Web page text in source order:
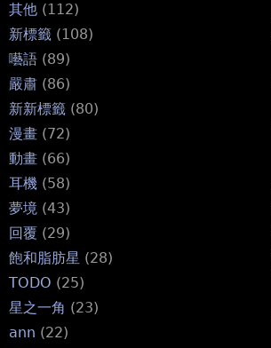
其他 (112)
新標籤 (108)
囈語 (89)
嚴肅 (86)
新新標籤 (80)
漫畫 (72)
動畫 (66)
耳機 (58)
夢境 (43)
回覆 (29)
飽和脂肪星 (28)
TODO (25)
星之一角 (23)
ann (22)